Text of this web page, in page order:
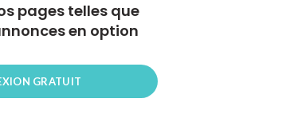
pages telles que
en option
GRATUIT